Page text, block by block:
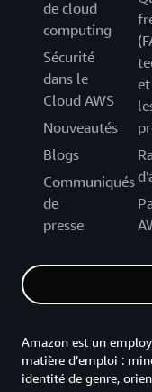
de cloud
computing
Sécurité
dans le
Cloud AWS
Nouveautés
Blogs
Communiqués
de
presse
Amazon est un
matière d’emploi :
identité de genre,